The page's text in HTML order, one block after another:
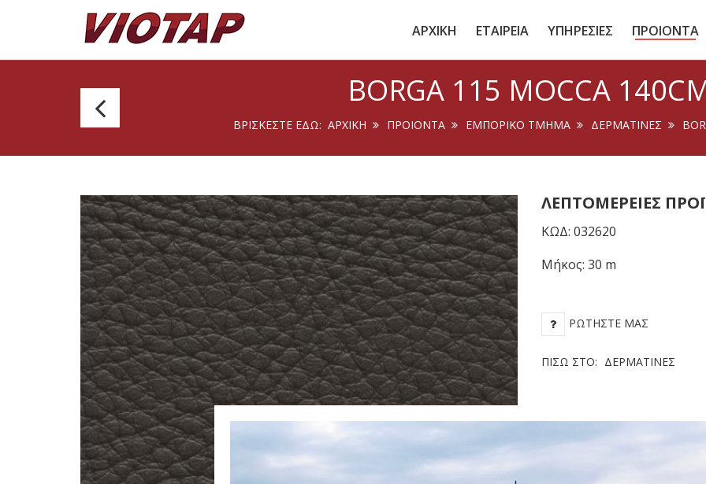
ΑΡΧΙΚΗ ΕΤΑΙΡΕΙΑ ΥΠΗΡΕΣΙΕΣ ΠΡΟΙΟΝΤΑ
BORGA 115 MOCCA
ΒΡΊΣΚΕΣΤΕ ΕΔΏ: ΑΡΧΙΚΉ ΠΡΟΙΟΝΤΑ ΕΜΠΟΡΙΚΟ ΤΜΗΜΑ ΔΕΡΜΑΤΙΝΕΣ
Agnona
102
140cm
ΛΕΠΤΟΜΈΡΕΙΕΣ
ΚΩΔ: 032620
Μήκος: 30 m
ΡΩΤΉΣΤΕ ΜΑΣ
ΠΊΣΩ ΣΤΟ: ΔΕΡΜΑΤΊΝΕΣ